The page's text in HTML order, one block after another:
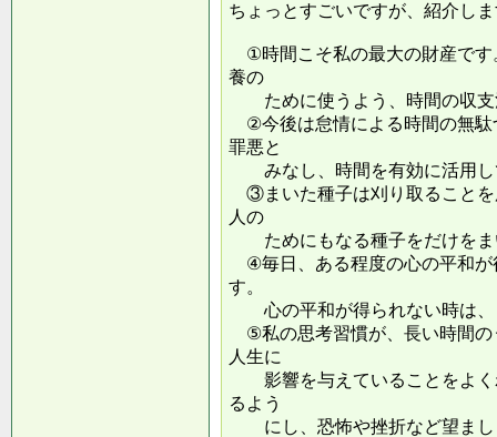
ちょっとすごいですが、紹介し
①時間こそ私の最大の財産です
養の
ために使うよう、時間の収支
②今後は怠情による時間の無駄
罪悪と
みなし、時間を有効に活用し
③まいた種子は刈り取ることを
人の
ためにもなる種子をだけをま
④毎日、ある程度の心の平和が
す。
心の平和が得られない時は、
⑤私の思考習慣が、長い時間の
人生に
影響を与えていることをよく
るよう
にし、恐怖や挫折など望まし